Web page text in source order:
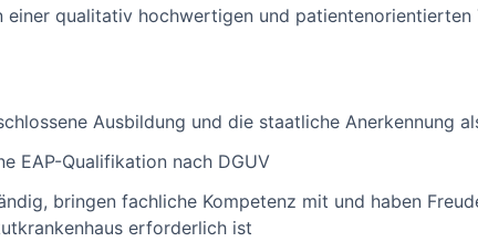
qualitativ hochwertigen und patientenorientierten
Ausbildung und die staatliche Anerkennung
EAP-Qualifikation nach DGUV
bringen fachliche Kompetenz mit und haben
erforderlich ist